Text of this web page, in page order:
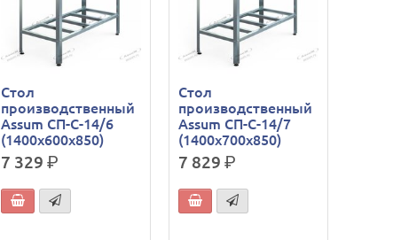
Стол
производственный
Assum СП-С-14/6
(1400х600х850)
7 329 р.
Стол
производственный
Assum СП-С-14/7
(1400х700х850)
7 829 р.